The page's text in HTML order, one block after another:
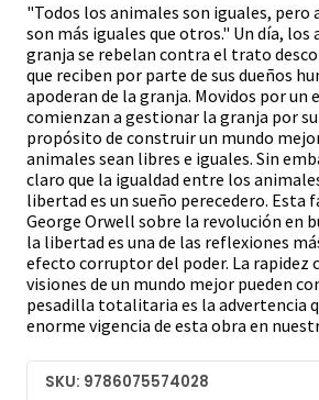
"Todos los animales son iguales, pero
son más iguales que otros." Un día, los
granja se rebelan contra el trato
que reciben por parte de sus dueños
apoderan de la granja. Movidos por un
comienzan a gestionar la granja por
propósito de construir un mundo
animales sean libres e iguales. Sin
claro que la igualdad entre los
libertad es un sueño perecedero. Esta
George Orwell sobre la revolución en
la libertad es una de las reflexiones
efecto corruptor del poder. La rapidez
visiones de un mundo mejor pueden
pesadilla totalitaria es la advertencia
enorme vigencia de esta obra en
SKU: 9786075574028